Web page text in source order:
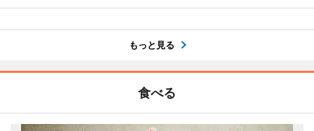
もっと見る
食べる